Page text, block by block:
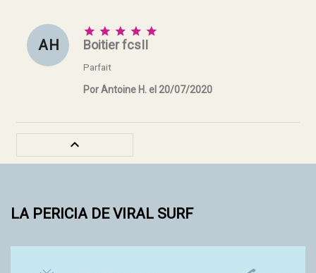
A H
    
Boitier fcsII
Parfait
Por Antoine H. el 20/07/2020

LA PERICIA DE VIRAL SURF